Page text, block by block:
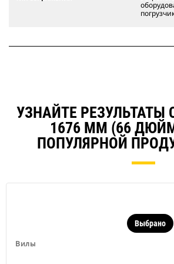
УЗНАЙТЕ РЕЗУЛЬТАТЫ
1676 ММ (66
ПОПУЛЯРНОЙ
Вилы
Выбрано